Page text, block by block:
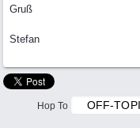
Gruß
Stefan
Hop To